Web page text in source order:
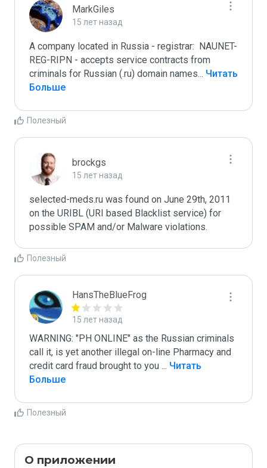
MarkGiles
15 лет назад
A company located in Russia - registrar:  NAUNET-
REG-RIPN - accepts service contracts from
criminals for Russian (.ru) domain names... Читать
Больше
Полезный
brockgs
15 лет назад
selected-meds.ru was found on June 29th, 2011
on the URIBL (URI based Blacklist service) for
Полезный
HansTheBlueFrog
15 лет назад
WARNING: "PH ONLINE" as the Russian criminals
call it, is yet another illegal on-line Pharmacy and
credit card fraud brought to you ... Читать
Больше
Полезный
О приложении